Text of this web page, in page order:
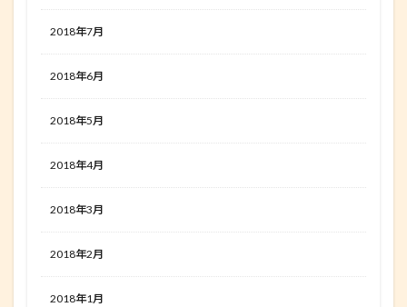
2018年7月
2018年6月
2018年5月
2018年4月
2018年3月
2018年2月
2018年1月